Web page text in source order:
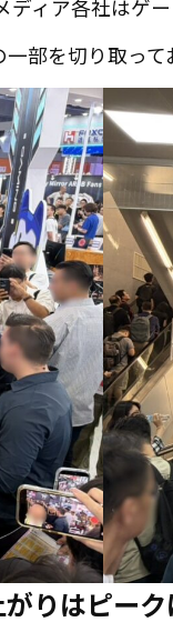
ィア各社はゲ
部を切り取って
りはピーク